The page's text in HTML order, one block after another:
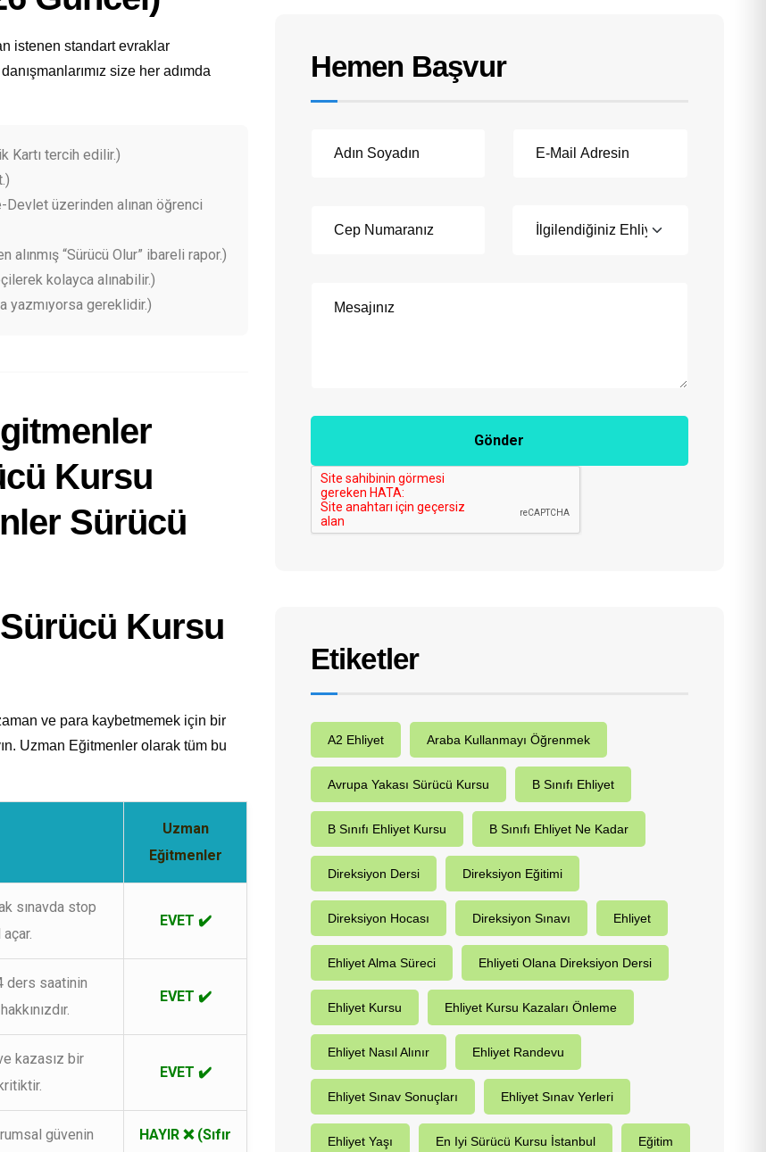
istenen standart evraklar
danışmanlarımız size her adımda
Kartı tercih edilir.)
üzerinden alınan öğrenci
“Sürücü Olur” ibareli rapor.)
kolayca alınabilir.)
yazmıyorsa gereklidir.)
Kursu
ve para kaybetmemek için bir
Uzman Eğitmenler olarak tüm bu
Uzman
Eğitmenler
sınavda stop
EVET ✔️
ders saatinin
EVET ✔️
kazasız bir
EVET ✔️
güvenin HAYIR ❌ (Sıfır
Hemen Başvur
Gönder
Etiketler
A2 Ehliyet Araba Kullanmayı Öğrenmek
Avrupa Yakası Sürücü Kursu B Sınıfı Ehliyet
B Sınıfı Ehliyet Kursu B Sınıfı Ehliyet Ne Kadar
Direksiyon Dersi Direksiyon Eğitimi
Direksiyon Hocası Direksiyon Sınavı Ehliyet
Ehliyet Alma Süreci Ehliyeti Olana Direksiyon Dersi
Ehliyet Kursu Ehliyet Kursu Kazaları Önleme
Ehliyet Nasıl Alınır Ehliyet Randevu
Ehliyet Sınav Sonuçları Ehliyet Sınav Yerleri
Ehliyet Yaşı En Iyi Sürücü Kursu İstanbul Eğitim